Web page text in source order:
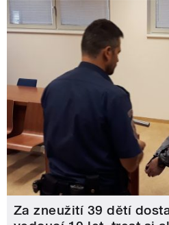
Za zneužití 39 dětí